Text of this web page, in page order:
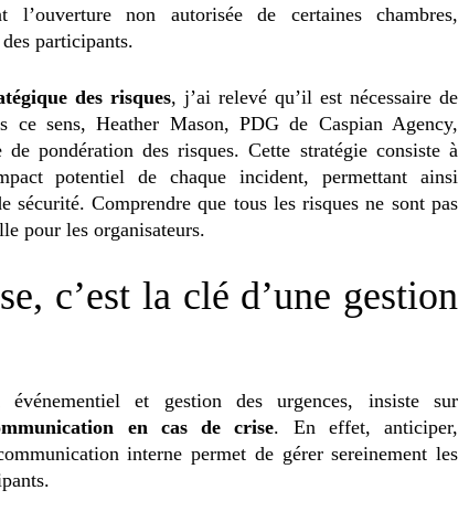
l’ouverture non autorisée de certaines chambres,
participants.
des risques, j’ai relevé qu’il est nécessaire de
ce sens, Heather Mason, PDG de Caspian Agency,
pondération des risques. Cette stratégie consiste à
potentiel de chaque incident, permettant ainsi
sécurité. Comprendre que tous les risques ne sont pas
pour les organisateurs.
c’est la clé d’une gestion
et gestion des urgences, insiste sur
en cas de crise. En effet, anticiper,
interne permet de gérer sereinement les